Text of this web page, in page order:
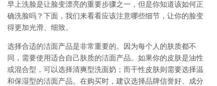
早上洗脸是让脸变漂亮的重要步骤之一，但是你知道该如何正
确洗脸吗？下面，我们来看看应该注意哪些细节，让你的脸变
得更加光滑、细致。
选择合适的洁面产品是非常重要的。因为每个人的肤质都不
同，需要使用适合自己肤质的洁面产品。如果你的皮肤是油性
或混合型，可以选择清爽型洗面奶；而干性皮肤则需要选择温
和保湿型的洁面产品。在购买时，建议选择品牌信誉好、成分